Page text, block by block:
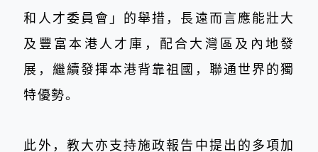
和人才委員會」的舉措，長遠而言應能壯大
及豐富本港人才庫，配合大灣區及內地發
展，繼續發揮本港背靠祖國，聯通世界的獨
特優勢。
此外，教大亦支持施政報告中提出的多項加